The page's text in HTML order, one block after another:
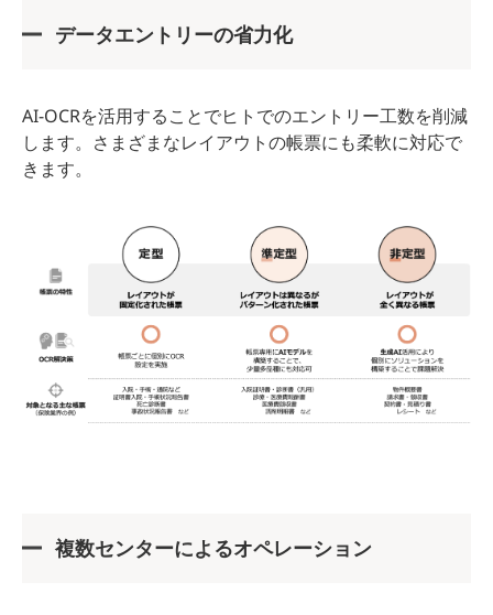
データエントリーの省力化
AI-OCRを活用することでヒトでのエントリー工数を削減
します。さまざまなレイアウトの帳票にも柔軟に対応で
きます。
複数センターによるオペレーション